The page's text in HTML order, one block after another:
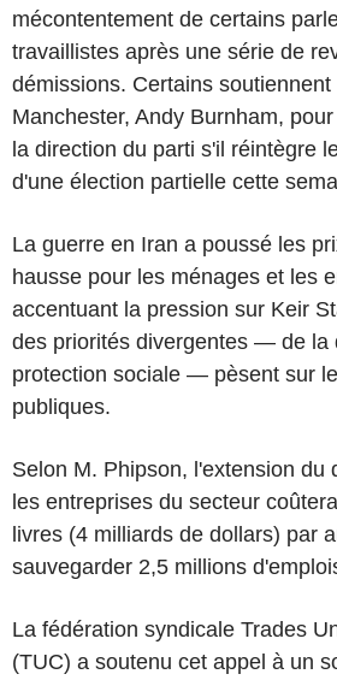
mécontentement de certains
travaillistes après une série de
démissions. Certains
Manchester, Andy Burnham,
la direction du parti s'il réintègre
d'une élection partielle cette
La guerre en Iran a poussé les
hausse pour les ménages et les
accentuant la pression sur Keir
des priorités divergentes — de la
protection sociale — pèsent sur
publiques.
Selon M. Phipson, l'extension du
les entreprises du secteur
livres (4 milliards de dollars) par
sauvegarder 2,5 millions
La fédération syndicale Trades
(TUC) a soutenu cet appel à un